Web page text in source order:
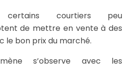
certains courtiers peu
de mettre en vente à des
le bon prix du marché.
s’observe avec les